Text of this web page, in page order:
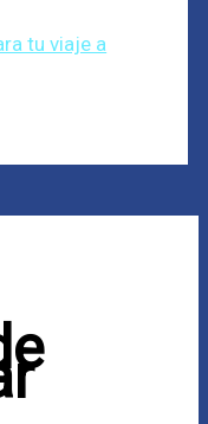
tu viaje a